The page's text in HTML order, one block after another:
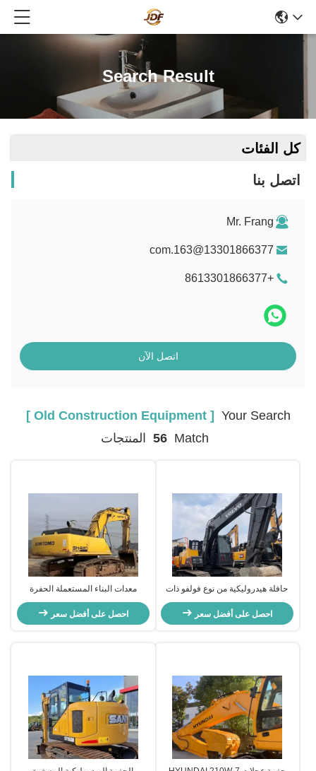
Search Result
كل الفئات
اتصل بنا
Mr. Frang
13301866377@163.com
+8613301866377
اتصل الآن
Your Search
[ Old Construction Equipment ]
56 المنتجات
حافلة هيدروليكية من نوع فولفو ذات
صيانة جيدة فولفو 150D معدات بناء
قديمة
احصل على أفضل سعر
معدات البناء المستعملة الحفرة
الكبيرة SUMITOMO SH480 للتعامل
مع المواد
احصل على أفضل سعر